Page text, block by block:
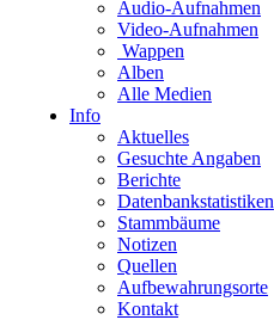
Audio-Aufnahmen
Video-Aufnahmen
Wappen
Alben
Alle Medien
Info
Aktuelles
Gesuchte Angaben
Berichte
Datenbankstatistiken
Stammbäume
Notizen
Quellen
Aufbewahrungsorte
Kontakt